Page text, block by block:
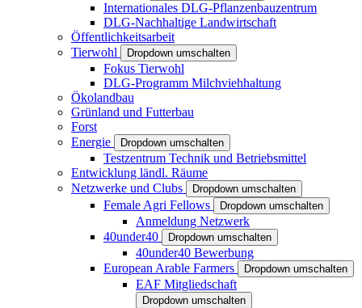
Internationales DLG-Pflanzenbauzentrum
DLG-Nachhaltige Landwirtschaft
Öffentlichkeitsarbeit
Tierwohl
Dropdown umschalten
Fokus Tierwohl
DLG-Programm Milchviehhaltung
Ökolandbau
Grünland und Futterbau
Forst
Energie
Dropdown umschalten
Testzentrum Technik und Betriebsmittel
Entwicklung ländl. Räume
Netzwerke und Clubs
Dropdown umschalten
Female Agri Fellows Dropdown umschalten
Anmeldung Netzwerk
40under40
Dropdown umschalten
40under40 Bewerbung
European Arable Farmers
Dropdown umschalten
EAF Mitgliedschaft
Dropdown umschalten